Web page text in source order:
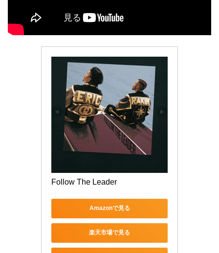
Follow The Leader
Amazonで見る
楽天市場で見る